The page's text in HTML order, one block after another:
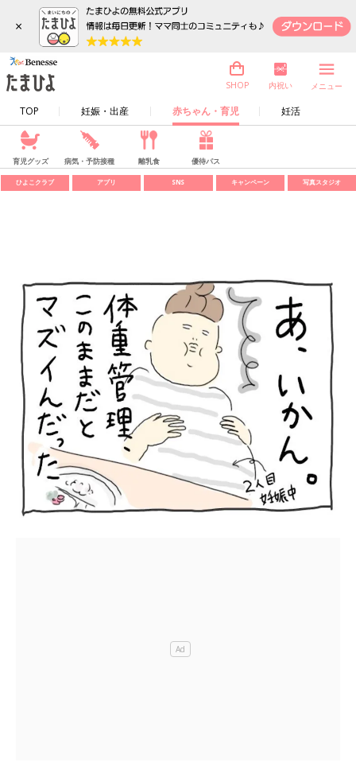
×
TOP 妊娠・出産 赤ちゃん・育児 妊活
SHOP 内祝い メニュー
育児グッズ 病気・予防接種 離乳食 優待パス
ひよこクラブ アプリ SNS キャンペーン 写真スタジオ